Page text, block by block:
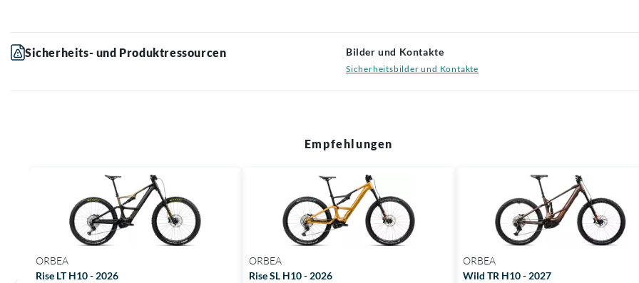
Sicherheits- und Produktressourcen Bilder und Kontakte
Sicherheitsbilder und Kontakte
Empfehlungen
ORBEA
Rise LT H10 - 2026
ORBEA
Rise SL H10 - 2026
ORBEA
Wild TR H10 - 2027